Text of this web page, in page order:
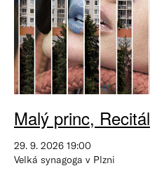
Malý princ, Recitál
29. 9. 2026 19:00
Velká synagoga v Plzni